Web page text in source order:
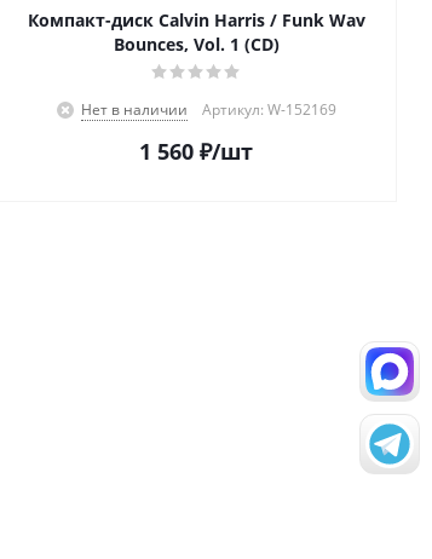
Компакт-диск Calvin Harris / Funk Wav
Bounces, Vol. 1 (CD)
Нет в наличии Артикул: W-152169
1 560 ₽/шт